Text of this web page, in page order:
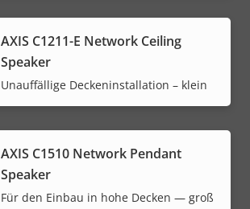
AXIS C1211-E Network Ceiling
Speaker
Unauffällige Deckeninstallation – klein
AXIS C1510 Network Pendant
Speaker
Für den Einbau in hohe Decken — groß